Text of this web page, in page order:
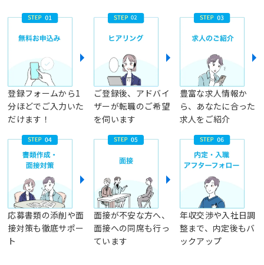
登録フォームから1
分ほどでご入力いた
だけます！
ご登録後、アドバイ
ザーが転職のご希望
を伺います
豊富な求人情報か
ら、あなたに合った
求人をご紹介
応募書類の添削や面
接対策も徹底サポー
ト
面接が不安な方へ、
面接への同席も行っ
ています
年収交渉や入社日調
整まで、内定後もバ
ックアップ